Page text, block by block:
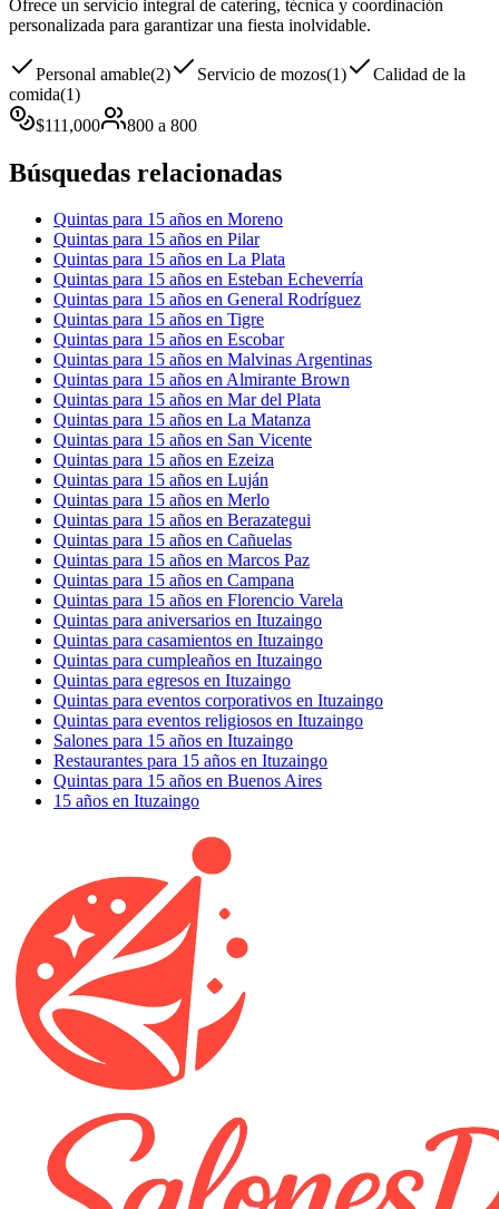
Ofrece un servicio integral de catering, técnica y coordinación
personalizada para garantizar una fiesta inolvidable.
Personal amable(2) Servicio de mozos(1)
Calidad de la
comida(1)
$111,000 800 a 800
Búsquedas relacionadas
Quintas para 15 años en Moreno
Quintas para 15 años en Pilar
Quintas para 15 años en La Plata
Quintas para 15 años en Esteban Echeverría
Quintas para 15 años en General Rodríguez
Quintas para 15 años en Tigre
Quintas para 15 años en Escobar
Quintas para 15 años en Malvinas Argentinas
Quintas para 15 años en Almirante Brown
Quintas para 15 años en Mar del Plata
Quintas para 15 años en La Matanza
Quintas para 15 años en San Vicente
Quintas para 15 años en Ezeiza
Quintas para 15 años en Luján
Quintas para 15 años en Merlo
Quintas para 15 años en Berazategui
Quintas para 15 años en Cañuelas
Quintas para 15 años en Marcos Paz
Quintas para 15 años en Campana
Quintas para 15 años en Florencio Varela
Quintas para aniversarios en Ituzaingo
Quintas para casamientos en Ituzaingo
Quintas para cumpleaños en Ituzaingo
Quintas para egresos en Ituzaingo
Quintas para eventos corporativos en Ituzaingo
Quintas para eventos religiosos en Ituzaingo
Salones para 15 años en Ituzaingo
Restaurantes para 15 años en Ituzaingo
Quintas para 15 años en Buenos Aires
15 años en Ituzaingo